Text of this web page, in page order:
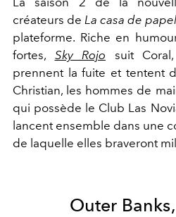
créateurs de La casa de papel
plateforme. Riche en
fortes, Sky Rojo suit
prennent la fuite et tentent
Christian, les hommes de
qui possède le Club Las
lancent ensemble dans une
de laquelle elles braveront
Outer